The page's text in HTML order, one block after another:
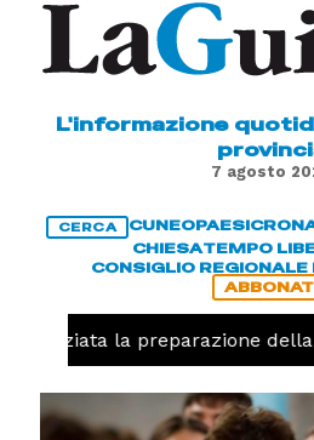
L'informazione
7 agosto
CERCA CUNEOPAESI
CHIESATEMPO
CONSIGLIO
iniziata la preparazione della